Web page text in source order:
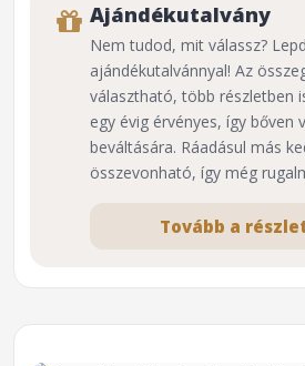
Ajándékutalvány
Nem tudod, mit válassz?
ajándékutalvánnyal! Az
választható, több részletben
egy évig érvényes, így bőven
beváltására. Ráadásul más
összevonható, így még
Tovább a